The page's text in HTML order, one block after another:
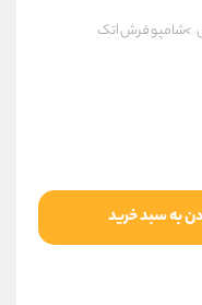
>شامپو فرش اتک
به سبد خرید